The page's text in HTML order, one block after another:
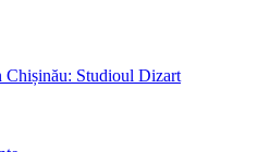
Chișinău: Studioul Dizart